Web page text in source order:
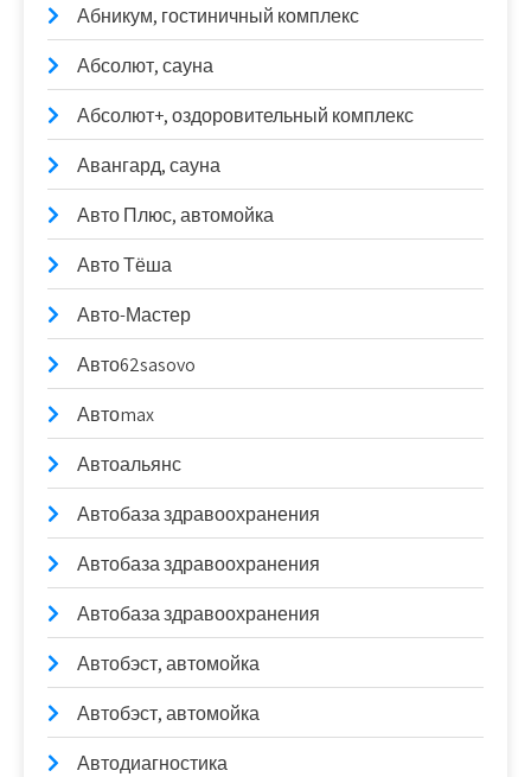
Абникум, гостиничный комплекс
Абсолют, сауна
Абсолют+, оздоровительный комплекс
Авангард, сауна
Авто Плюс, автомойка
Авто Тёша
Авто-Мастер
Авто62sasovo
Автоmax
Автоальянс
Автобаза здравоохранения
Автобаза здравоохранения
Автобаза здравоохранения
Автобэст, автомойка
Автобэст, автомойка
Автодиагностика